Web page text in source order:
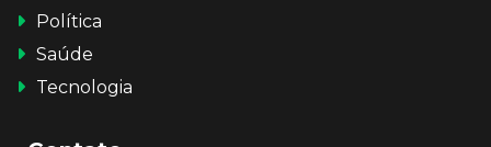
Política
Saúde
Tecnologia